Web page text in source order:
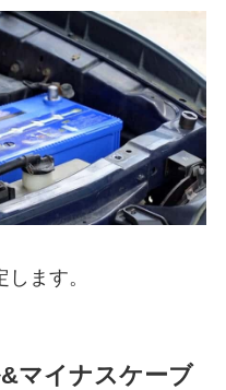
ます。
マイナスケーブ